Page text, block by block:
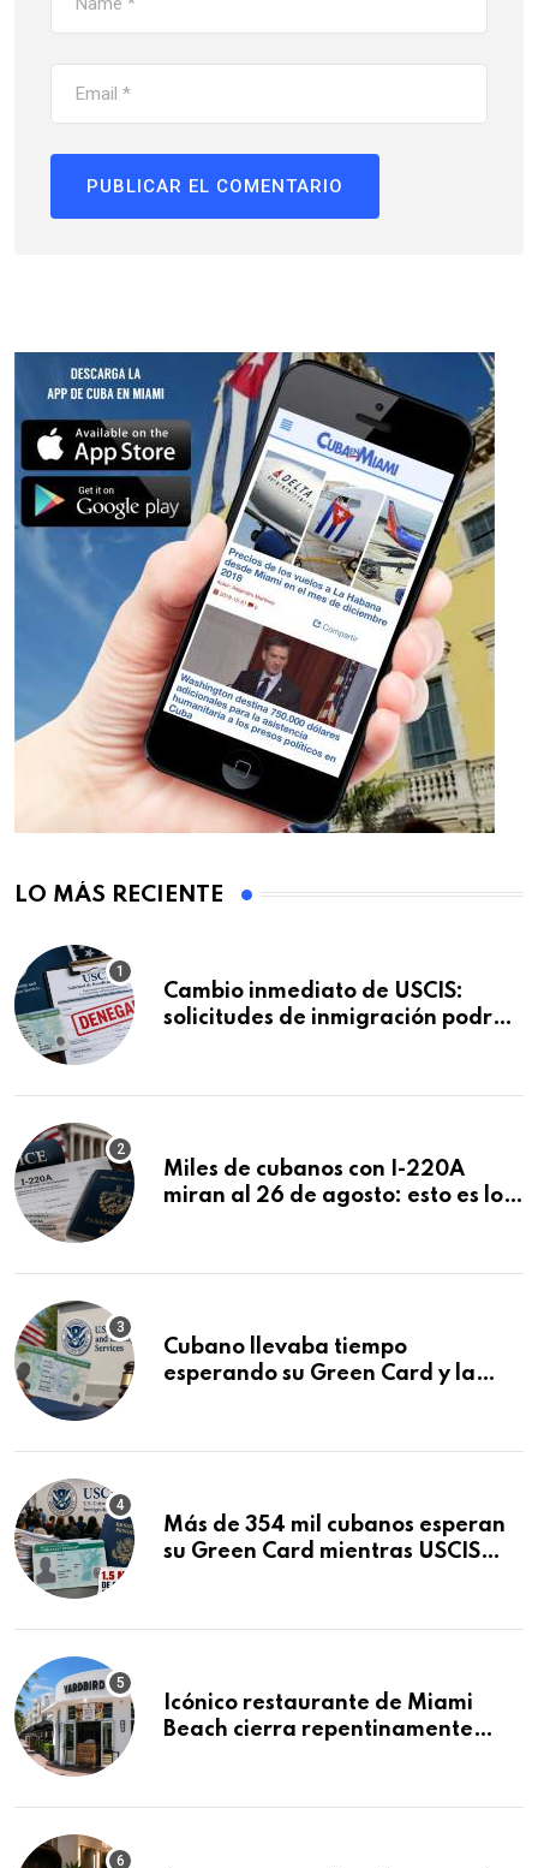
LO MÁS RECIENTE
Cambio inmediato de USCIS:
solicitudes de inmigración podrán
Miles de cubanos con I-220A
miran al 26 de agosto: esto es lo
Cubano llevaba tiempo
esperando su Green Card y la
Más de 354 mil cubanos esperan
su Green Card mientras USCIS
Icónico restaurante de Miami
Beach cierra repentinamente